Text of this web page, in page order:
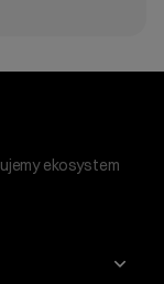
ekosystem